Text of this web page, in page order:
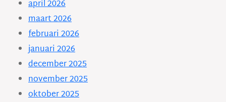
april 2026
maart 2026
februari 2026
januari 2026
december 2025
november 2025
oktober 2025